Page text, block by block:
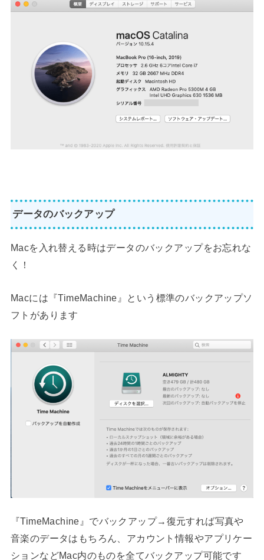
データのバックアップ
Macを入れ替える時はデータのバックアップをお忘れな
く！
Macには『TimeMachine』という標準のバックアップソ
フトがあります
『TimeMachine』でバックアップ→復元すれば写真や
音楽のデータはもちろん、アカウント情報やアプリケー
ションなどMac内のものを全てバックアップ可能です